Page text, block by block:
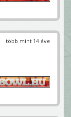
több mint 14 éve